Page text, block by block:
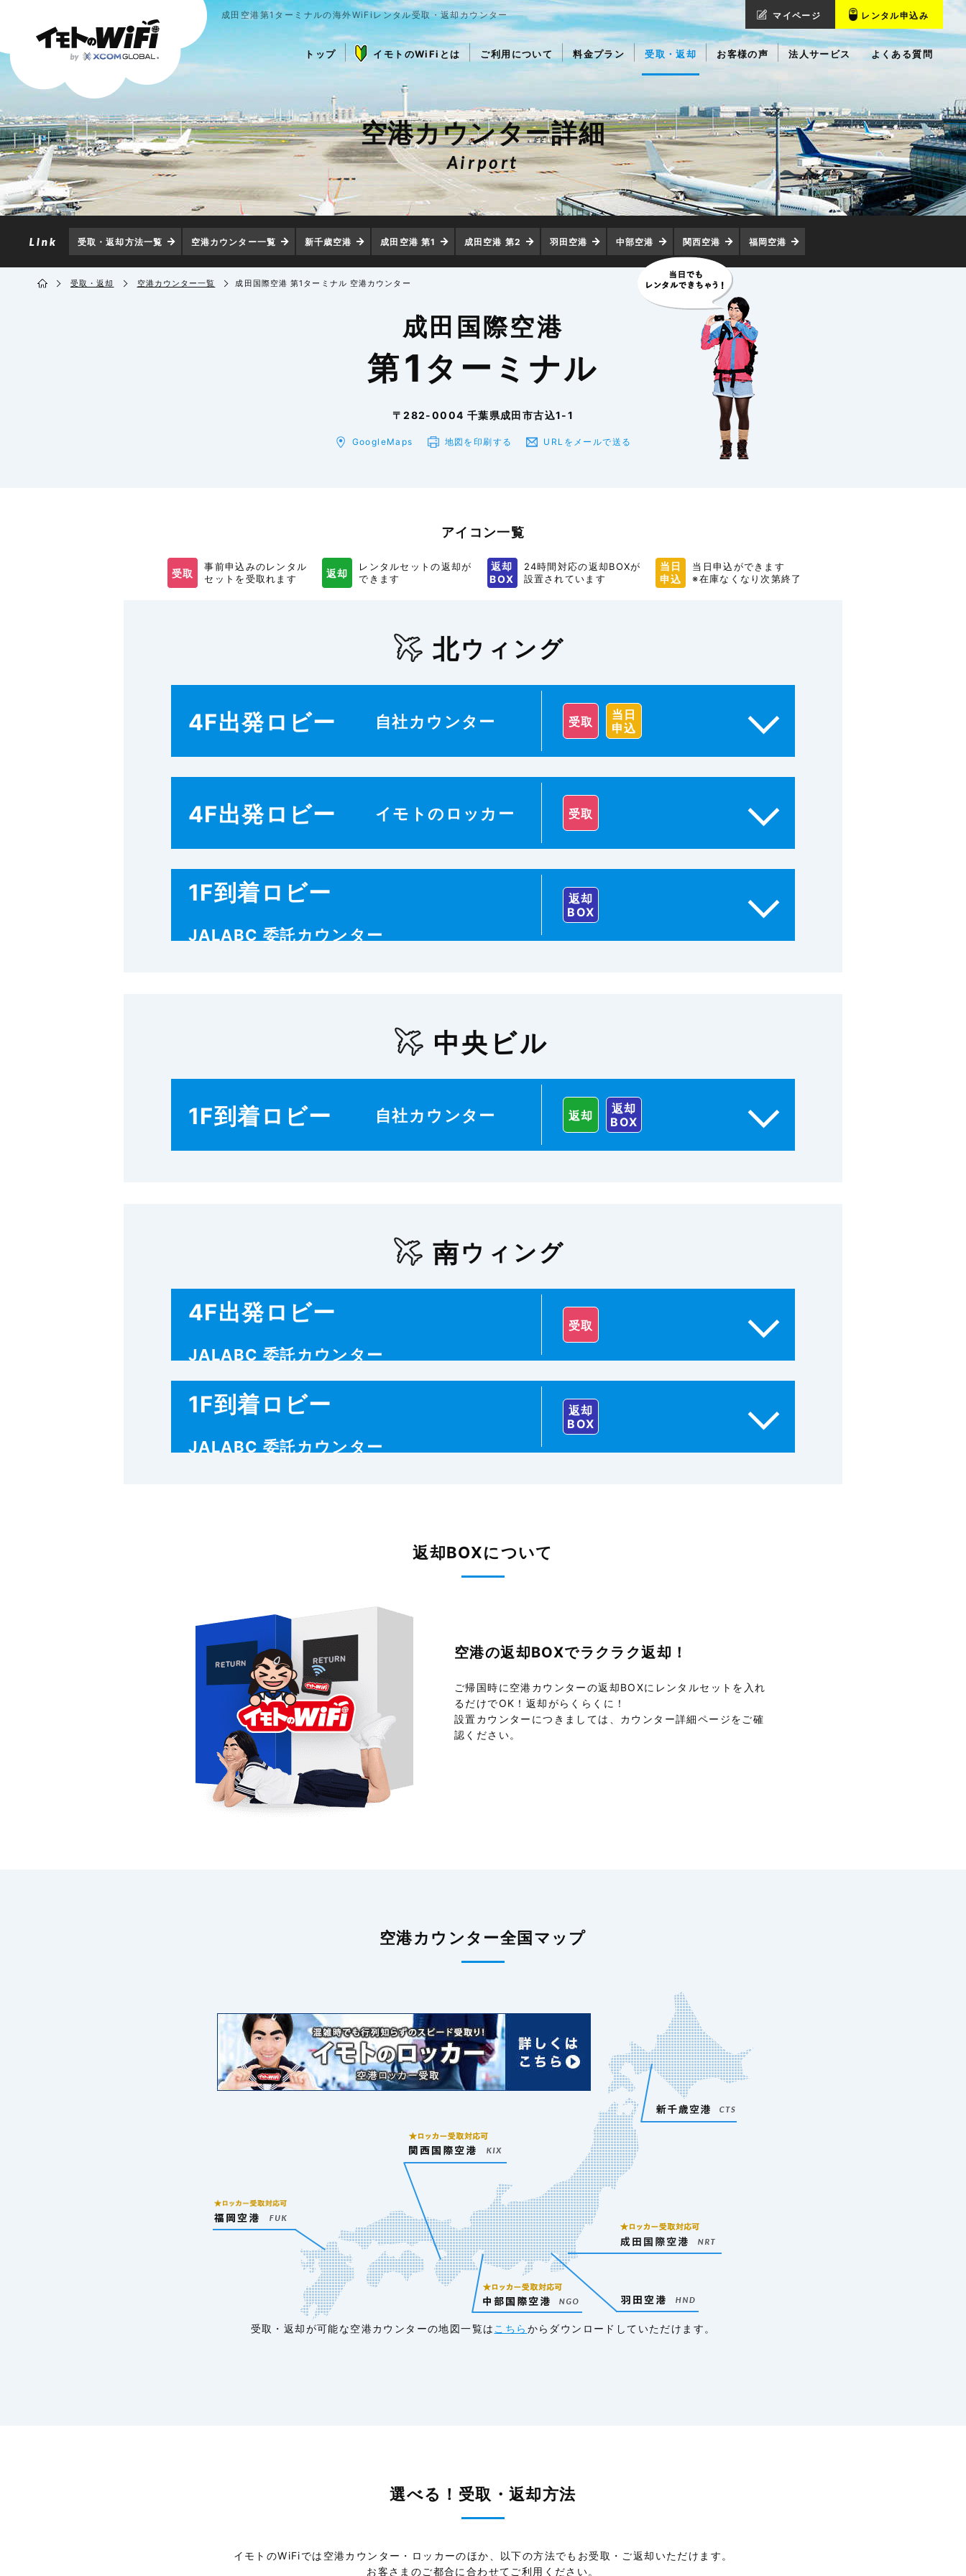
成田空港第1ターミナルの海外WiFiレンタル受取・返却カウンター マイページ レンタル申込み
トップ イモトのWiFiとは ご利用について 料金プラン 受取・返却 お客様の声 法人サービス よくある質問
空港カウンター詳細
Airport
受取・返却方法一覧 空港カウンター一覧 新千歳空港 成田空港 第1 成田空港 第2 羽田空港 中部空港 関西空港 福岡空港
受取・返却 空港カウンター一覧 成田国際空港 第1ターミナル 空港カウンター
成田国際空港
第1 ターミナル
〒282-0004 千葉県成田市古込1-1
GoogleMaps 地図を印刷する URLをメールで送る
アイコン一覧
受取
事前申込みのレンタル
セットを受取れます
返却
レンタルセットの返却が
できます
返却
BOX
24時間対応の返却BOXが
設置されています
当日
申込
当日申込ができます
※在庫なくなり次第終了
北ウィング
4F出発ロビー 自社カウンター 受取
当日
申込
4F出発ロビー イモトのロッカー 受取
1F到着ロビー
JALABC 委託カウンター
返却
BOX
中央ビル
1F到着ロビー 自社カウンター 返却
返却
BOX
南ウィング
4F出発ロビー
JALABC 委託カウンター
受取
1F到着ロビー
JALABC 委託カウンター
返却
BOX
返却BOXについて
空港の返却BOXでラクラク返却！
ご帰国時に空港カウンターの返却BOXにレンタルセットを入れ
るだけでOK！返却がらくらくに！
設置カウンターにつきましては、カウンター詳細ページをご確
認ください。
空港カウンター全国マップ
受取・返却が可能な空港カウンターの地図一覧は こちら からダウンロードしていただけます。
選べる！受取・返却方法
イモトのWiFiでは空港カウンター・ロッカーのほか、以下の方法でもお受取・ご返却いただけます。
お客さまのご都合に合わせてご利用ください。